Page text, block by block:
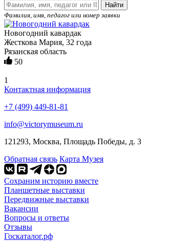
Найти
Фамилия, имя, педагог или номер заявки
Новогодний кавардак
Жесткова Мария, 32 года
Рязанская область
50
1
Контактная информация
+7 (499) 449-81-81
info@victorymuseum.ru
121293, Москва, Площадь Победы, д. 3
Обратная связь Карта Музея
Сохраним историю вместе
Планшетные выставки
Передвижные выставки
Вакансии
Вопросы и ответы
Отзывы
Госкаталог.рф